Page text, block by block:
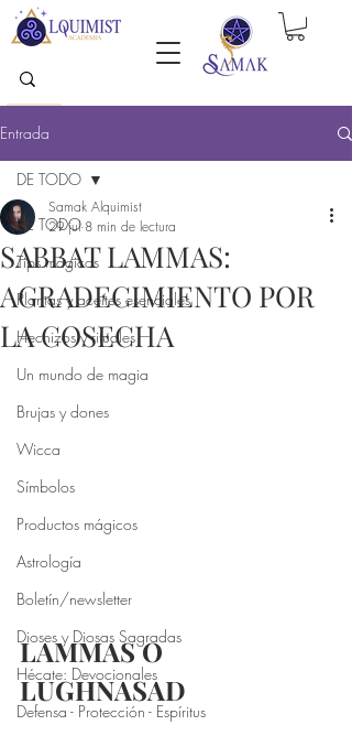
Entrada
DE TODO
Tips mágicos
Plantas y aceites esenciales
Hechizos y rituales
Un mundo de magia
Brujas y dones
Wicca
Símbolos
Productos mágicos
Astrología
Boletín/newsletter
Dioses y Diosas Sagradas
Hécate: Devocionales
Defensa - Protección - Espíritus
DE TODO
SABBAT LAMMAS:
AGRADECIMIENTO POR
LA COSECHA
Samak Alquimist
29 jul 8 min de lectura
LAMMAS O
LUGHNASAD